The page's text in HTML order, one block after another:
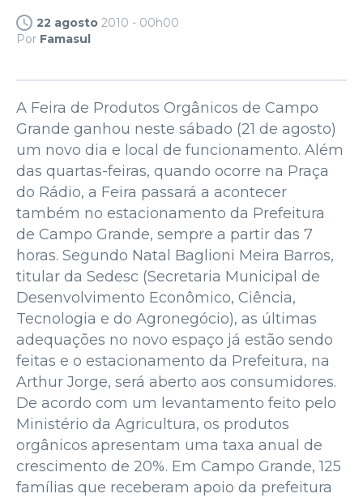
22 agosto 2010 - 00h00
Por Famasul
A Feira de Produtos Orgânicos de Campo
Grande ganhou neste sábado (21 de agosto)
um novo dia e local de funcionamento. Além
das quartas-feiras, quando ocorre na Praça
do Rádio, a Feira passará a acontecer
também no estacionamento da Prefeitura
de Campo Grande, sempre a partir das 7
horas. Segundo Natal Baglioni Meira Barros,
titular da Sedesc (Secretaria Municipal de
Desenvolvimento Econômico, Ciência,
Tecnologia e do Agronegócio), as últimas
adequações no novo espaço já estão sendo
feitas e o estacionamento da Prefeitura, na
Arthur Jorge, será aberto aos consumidores.
De acordo com um levantamento feito pelo
Ministério da Agricultura, os produtos
orgânicos apresentam uma taxa anual de
crescimento de 20%. Em Campo Grande, 125
famílias que receberam apoio da prefeitura